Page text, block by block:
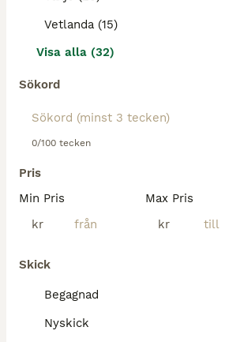
Vetlanda (15)
Visa alla (32)
Sökord
0/100 tecken
Pris
Min Pris
kr
Max Pris
kr
Skick
Begagnad
Nyskick